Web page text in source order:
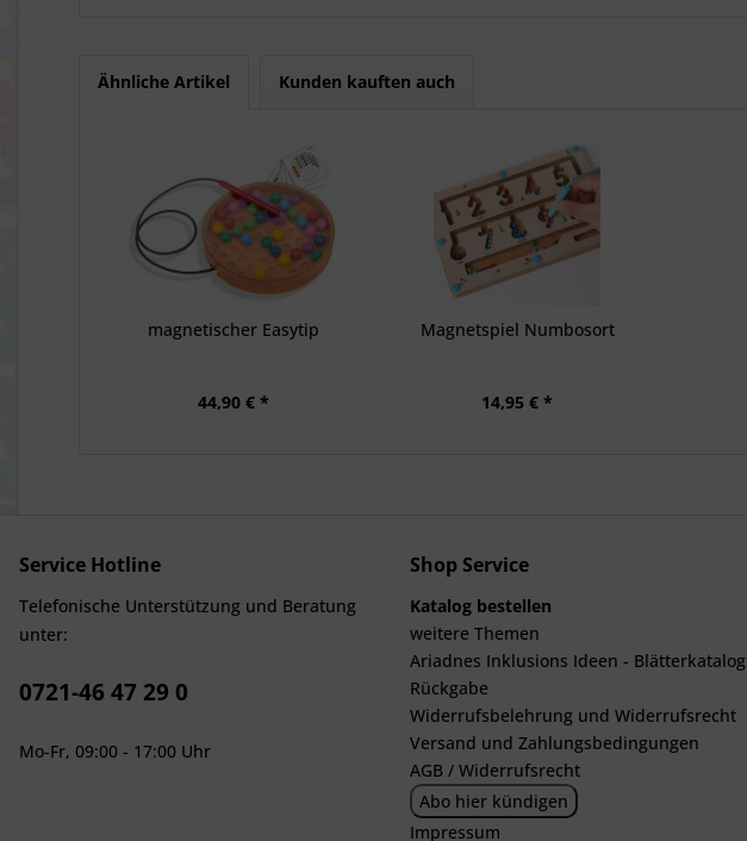
Ähnliche Artikel Kunden kauften auch
magnetischer Easytip
44,90 € *
Magnetspiel Numbosort
14,95 € *
Service Hotline
Telefonische Unterstützung und Beratung
unter:
0721-46 47 29 0
Mo-Fr, 09:00 - 17:00 Uhr
Shop Service
Katalog bestellen
weitere Themen
Ariadnes Inklusions Ideen - Blätterkatalog
Rückgabe
Widerrufsbelehrung und Widerrufsrecht
Versand und Zahlungsbedingungen
AGB / Widerrufsrecht
Abo hier kündigen
Impressum